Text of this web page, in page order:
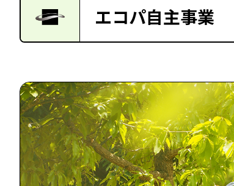
エコパ自主事業